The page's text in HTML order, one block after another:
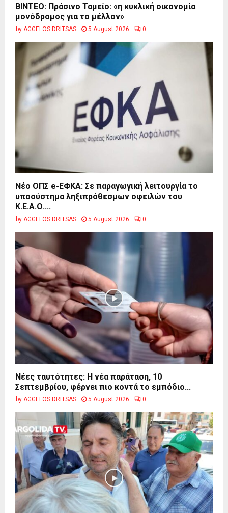
BINTEO: Πράσινο Ταμείο: «η κυκλική οικονομία
μονόδρομος για το μέλλον»
by AGGELOS DRITSAS 5 August 2026 0
Νέο ΟΠΣ e-ΕΦΚΑ: Σε παραγωγική λειτουργία το
υποσύστημα ληξιπρόθεσμων οφειλών του
Κ.Ε.Α.Ο....
by AGGELOS DRITSAS 5 August 2026 0
Νέες ταυτότητες: Η νέα παράταση, 10
Σεπτεμβρίου, φέρνει πιο κοντά το εμπόδιο...
by AGGELOS DRITSAS 5 August 2026 0